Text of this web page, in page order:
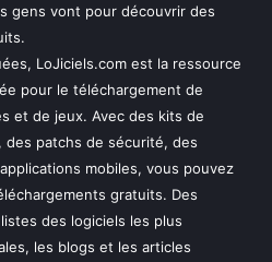
gens vont pour découvrir des
LoJiciels.com est la ressource
pour le téléchargement de
et de jeux. Avec des kits de
des patchs de sécurité, des
mobiles, vous pouvez
gratuits. Des
des logiciels les plus
les blogs et les articles